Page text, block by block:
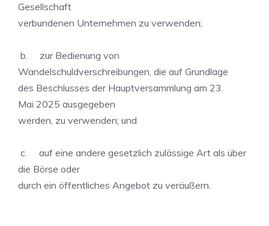
Gesellschaft
verbundenen Unternehmen zu verwenden;
b. zur Bedienung von
Wandelschuldverschreibungen, die auf Grundlage
des Beschlusses der Hauptversammlung am 23.
Mai 2025 ausgegeben
werden, zu verwenden; und
c. auf eine andere gesetzlich zulässige Art als über
die Börse oder
durch ein öffentliches Angebot zu veräußern.